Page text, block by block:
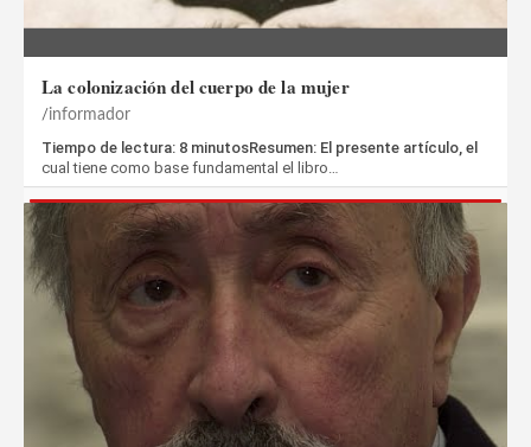
La colonización del cuerpo de la mujer
informador
Tiempo de lectura: 8 minutosResumen: El presente artículo, el
cual tiene como base fundamental el libro…